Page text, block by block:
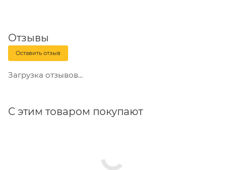
Отзывы
Оставить отзыв
Загрузка отзывов...
С этим товаром покупают